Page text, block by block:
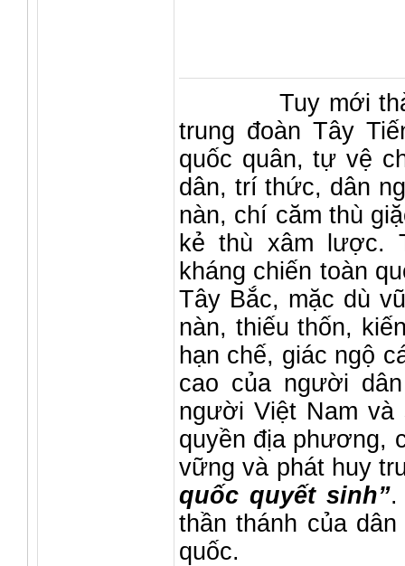
Tuy mới thành
trung đoàn Tây
quốc quân, tự vệ
dân, trí thức, dân
nàn, chí căm thù
kẻ thù xâm lược.
kháng chiến toàn
Tây Bắc, mặc dù
nàn, thiếu thốn,
hạn chế, giác ngộ
cao của người
người Việt Nam
quyền địa phương,
vững và phát huy
quốc quyết sinh”.
thần thánh của
quốc.